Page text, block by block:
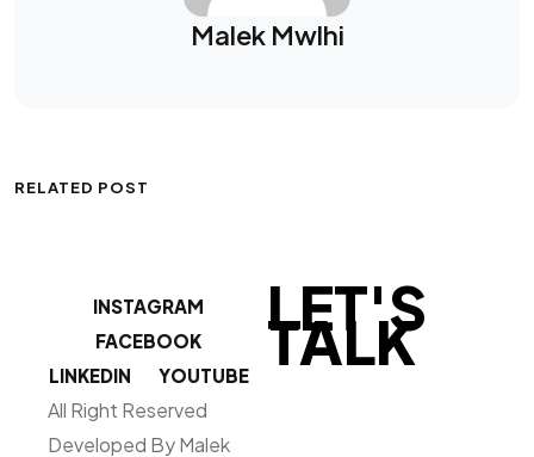
Malek Mwlhi
RELATED POST
INSTAGRAM
FACEBOOK
LINKEDIN
YOUTUBE
All Right Reserved
Developed By Malek
LET'S
TALK